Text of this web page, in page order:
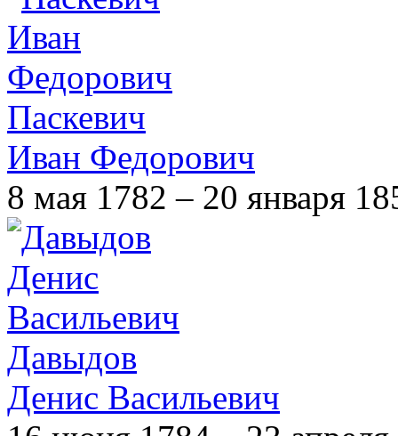
Паскевич
Иван Федорович
8 мая 1782 – 20 января
Давыдов
Денис Васильевич